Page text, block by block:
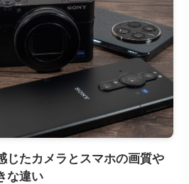
じたカメラとスマホの画質や
な違い